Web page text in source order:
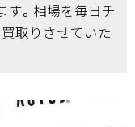
す。相場を毎日チ
取りさせていた